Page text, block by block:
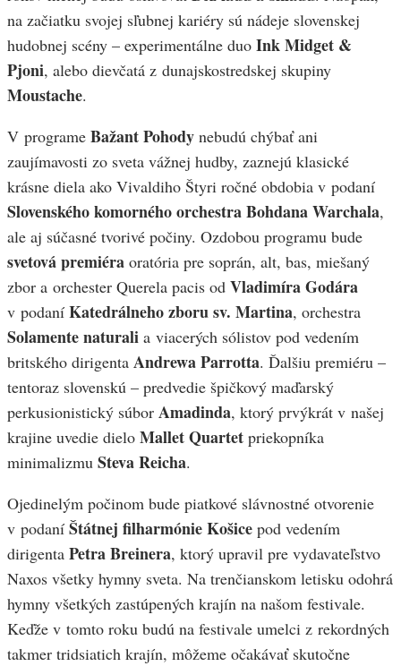
na začiatku svojej sľubnej kariéry sú nádeje slovenskej
hudobnej scény – experimentálne duo Ink Midget &
Pjoni, alebo dievčatá z dunajskostredskej skupiny
Moustache.
V programe Bažant Pohody nebudú chýbať ani
zaujímavosti zo sveta vážnej hudby, zaznejú klasické
krásne diela ako Vivaldiho Štyri ročné obdobia v podaní
Slovenského komorného orchestra Bohdana Warchala,
ale aj súčasné tvorivé počiny. Ozdobou programu bude
svetová premiéra oratória pre soprán, alt, bas, miešaný
zbor a orchester Querela pacis od Vladimíra Godára
v podaní Katedrálneho zboru sv. Martina, orchestra
Solamente naturali a viacerých sólistov pod vedením
britského dirigenta Andrewa Parrotta. Ďalšiu premiéru –
tentoraz slovenskú – predvedie špičkový maďarský
perkusionistický súbor Amadinda, ktorý prvýkrát v našej
krajine uvedie dielo Mallet Quartet priekopníka
minimalizmu Steva Reicha.
Ojedinelým počinom bude piatkové slávnostné otvorenie
v podaní Štátnej filharmónie Košice pod vedením
dirigenta Petra Breinera, ktorý upravil pre vydavateľstvo
Naxos všetky hymny sveta. Na trenčianskom letisku odohrá
hymny všetkých zastúpených krajín na našom festivale.
Keďže v tomto roku budú na festivale umelci z rekordných
takmer tridsiatich krajín, môžeme očakávať skutočne